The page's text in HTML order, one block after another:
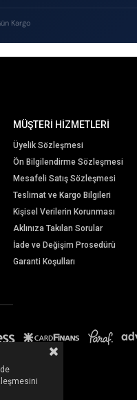
Kargo
MÜŞTERİ HİZMETLERİ
Üyelik Sözleşmesi
Ön Bilgilendirme Sözleşmesi
Mesafeli Satış Sözleşmesi
Teslimat ve Kargo Bilgileri
Kişisel Verilerin Korunması
Aklınıza Takılan Sorular
İade ve Değişim Prosedürü
Garanti Koşulları